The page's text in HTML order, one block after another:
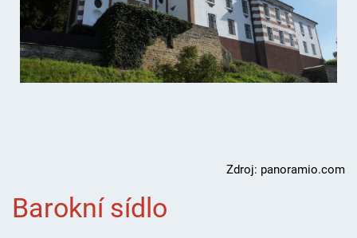
Zdroj: panoramio.com
Barokní sídlo